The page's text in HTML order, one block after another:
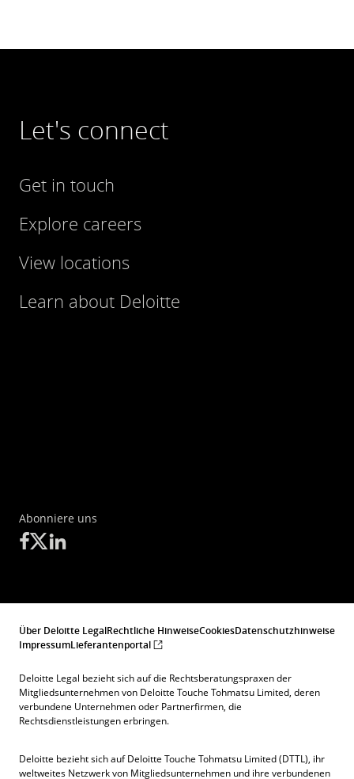
Let's connect
Get in touch
Explore careers
View locations
Learn about Deloitte
Abonniere uns
Über Deloitte LegalRechtliche HinweiseCookiesDatenschutzhinweise
ImpressumLieferantenportal
Deloitte Legal bezieht sich auf die Rechtsberatungspraxen der
Mitgliedsunternehmen von Deloitte Touche Tohmatsu Limited, deren
verbundene Unternehmen oder Partnerfirmen, die
Rechtsdienstleistungen erbringen.
Deloitte bezieht sich auf Deloitte Touche Tohmatsu Limited (DTTL), ihr
weltweites Netzwerk von Mitgliedsunternehmen und ihre verbundenen